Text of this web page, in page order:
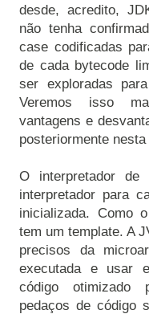
desde, acredito,
não tenha
case codificadas
de cada bytecode
ser exploradas
Veremos isso
vantagens e
posteriormente
O interpretador
interpretador para
inicializada. Como
tem um template. A
precisos da
executada e usar
código otimizado
pedaços de código